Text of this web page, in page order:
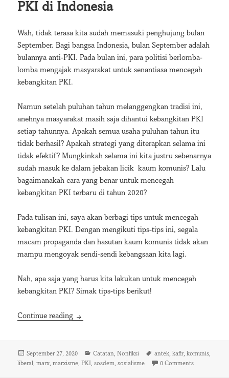
PKI di Indonesia
Wah, tidak terasa kita sudah memasuki penghujung bulan
September. Bagi bangsa Indonesia, bulan September adalah
bulannya anti-PKI. Pada bulan ini, para politisi berlomba-
lomba mengajak masyarakat untuk senantiasa mencegah
kebangkitan PKI.
Namun setelah puluhan tahun melanggengkan tradisi ini,
anehnya masyarakat masih saja dihantui kebangkitan PKI
setiap tahunnya. Apakah semua usaha puluhan tahun itu
tidak berhasil? Apakah strategi yang diterapkan selama ini
tidak efektif? Mungkinkah selama ini kita justru sebenarnya
sudah masuk ke dalam jebakan licik kaum komunis? Lalu
bagaimanakah cara yang benar untuk mencegah
kebangkitan PKI terbaru di tahun 2020?
Pada tulisan ini, saya akan berbagi tips untuk mencegah
kebangkitan PKI. Dengan mengikuti tips-tips ini, segala
macam propaganda dan hasutan kaum komunis tidak akan
mampu mengoyak sendi-sendi kebangsaan kita lagi.
Nah, apa saja yang harus kita lakukan untuk mencegah
kebangkitan PKI? Simak tips-tips berikut!
Continue reading 7 Tips Mencegah Kebangkitan PKI di Indonesia
Posted
on
September 27, 2020 Categories
Catatan,Nonfiksi Tags
antek,kafir,komunis,
liberal,marx,marxisme,PKI,sosdem,sosialisme 0 Comments